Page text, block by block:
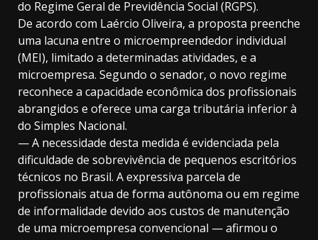
do Regime Geral de Previdência Social (RGPS).
De acordo com Laércio Oliveira, a proposta preenche
uma lacuna entre o microempreendedor individual
(MEI), limitado a determinadas atividades, e a
microempresa. Segundo o senador, o novo regime
reconhece a capacidade econômica dos profissionais
abrangidos e oferece uma carga tributária inferior à
do Simples Nacional.
— A necessidade desta medida é evidenciada pela
dificuldade de sobrevivência de pequenos escritórios
técnicos no Brasil. A expressiva parcela de
profissionais atua de forma autônoma ou em regime
de informalidade devido aos custos de manutenção
de uma microempresa convencional — afirmou o